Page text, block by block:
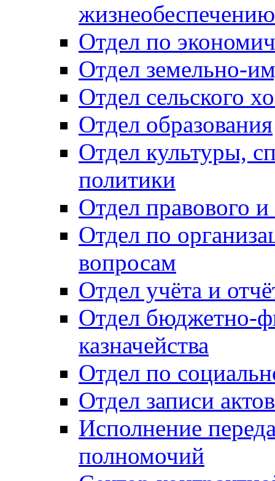
Отдел по
Отдел земельно-
Отдел сельского
Отдел образования
Отдел культуры,
политики
Отдел правового
Отдел по
вопросам
Отдел учёта и
Отдел бюджетно-
казначейства
Отдел по
Отдел записи
Исполнение
полномочий